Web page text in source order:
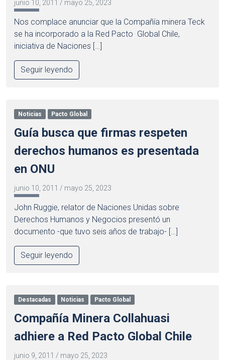
junio 10, 2011 / mayo 25, 2023
Nos complace anunciar que la Compañía minera Teck
se ha incorporado a la Red Pacto Global Chile,
iniciativa de Naciones […]
Seguir leyendo
Noticias Pacto Global
Guía busca que firmas respeten
derechos humanos es presentada
en ONU
junio 10, 2011 / mayo 25, 2023
John Ruggie, relator de Naciones Unidas sobre
Derechos Humanos y Negocios presentó un
documento -que tuvo seis años de trabajo- […]
Seguir leyendo
Destacadas Noticias Pacto Global
Compañía Minera Collahuasi
adhiere a Red Pacto Global Chile
junio 9, 2011 / mayo 25, 2023